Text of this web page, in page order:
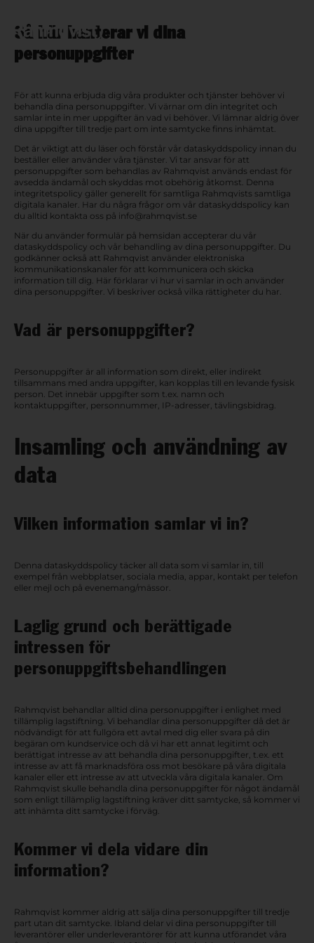
Så här hanterar vi dina
personuppgifter
För att kunna erbjuda dig våra produkter och tjänster behöver vi
behandla dina personuppgifter. Vi värnar om din integritet och
samlar inte in mer uppgifter än vad vi behöver. Vi lämnar aldrig över
dina uppgifter till tredje part om inte samtycke finns inhämtat.
Det är viktigt att du läser och förstår vår dataskyddspolicy innan du
beställer eller använder våra tjänster. Vi tar ansvar för att
personuppgifter som behandlas av Rahmqvist används endast för
avsedda ändamål och skyddas mot obehörig åtkomst. Denna
integritetspolicy gäller generellt för samtliga Rahmqvists samtliga
digitala kanaler. Har du några frågor om vår dataskyddspolicy kan
du alltid kontakta oss på info@rahmqvist.se
När du använder formulär på hemsidan accepterar du vår
dataskyddspolicy och vår behandling av dina personuppgifter. Du
godkänner också att Rahmqvist använder elektroniska
kommunikationskanaler för att kommunicera och skicka
information till dig. Här förklarar vi hur vi samlar in och använder
dina personuppgifter. Vi beskriver också vilka rättigheter du har.
Vad är personuppgifter?
Personuppgifter är all information som direkt, eller indirekt
tillsammans med andra uppgifter, kan kopplas till en levande fysisk
person. Det innebär uppgifter som t.ex. namn och
kontaktuppgifter, personnummer, IP-adresser, tävlingsbidrag.
Insamling och användning av
data
Vilken information samlar vi in?
Denna dataskyddspolicy täcker all data som vi samlar in, till
exempel från webbplatser, sociala media, appar, kontakt per telefon
eller mejl och på evenemang/mässor.
Laglig grund och berättigade
intressen för
personuppgiftsbehandlingen
Rahmqvist behandlar alltid dina personuppgifter i enlighet med
tillämplig lagstiftning. Vi behandlar dina personuppgifter då det är
nödvändigt för att fullgöra ett avtal med dig eller svara på din
begäran om kundservice och då vi har ett annat legitimt och
berättigat intresse av att behandla dina personuppgifter, t.ex. ett
intresse av att få marknadsföra oss mot besökare på våra digitala
kanaler eller ett intresse av att utveckla våra digitala kanaler. Om
Rahmqvist skulle behandla dina personuppgifter för något ändamål
som enligt tillämplig lagstiftning kräver ditt samtycke, så kommer vi
att inhämta ditt samtycke i förväg.
Kommer vi dela vidare din
information?
Rahmqvist kommer aldrig att sälja dina personuppgifter till tredje
part utan dit samtycke. Ibland delar vi dina personuppgifter till
leverantörer eller underleverantörer för att kunna utförandet våra